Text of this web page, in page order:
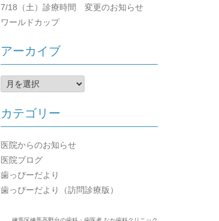
7/18（土）診療時間 変更のお知らせ
ワールドカップ
アーカイブ
ア
ー
イ
ブ
カテゴリー
医院からのお知らせ
医院ブログ
歯っぴーだより
歯っぴーだより（訪問診療版）